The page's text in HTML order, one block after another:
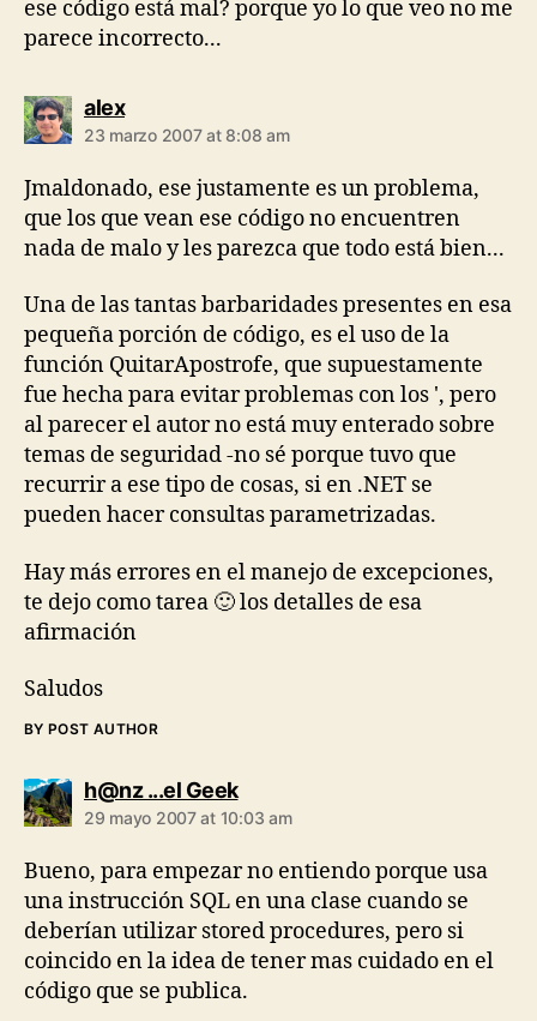
ese código está mal? porque yo lo que veo no me
parece incorrecto...
alexsays:
23 marzo 2007 at 8:08 am
Jmaldonado, ese justamente es un problema,
que los que vean ese código no encuentren
nada de malo y les parezca que todo está bien...
Una de las tantas barbaridades presentes en esa
pequeña porción de código, es el uso de la
función QuitarApostrofe, que supuestamente
fue hecha para evitar problemas con los ', pero
al parecer el autor no está muy enterado sobre
temas de seguridad -no sé porque tuvo que
recurrir a ese tipo de cosas, si en .NET se
pueden hacer consultas parametrizadas.
Hay más errores en el manejo de excepciones,
te dejo como tarea 🙂 los detalles de esa
afirmación
Saludos
BY POST AUTHOR
h@nz ...el Geeksays:
29 mayo 2007 at 10:03 am
Bueno, para empezar no entiendo porque usa
una instrucción SQL en una clase cuando se
deberían utilizar stored procedures, pero si
coincido en la idea de tener mas cuidado en el
código que se publica.